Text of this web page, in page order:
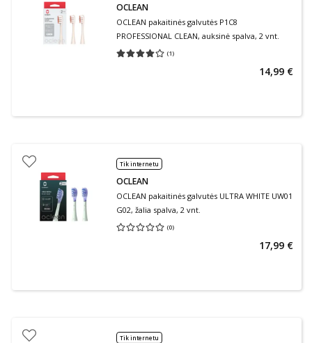
OCLEAN
OCLEAN pakaitinės galvutės P1C8
PROFESSIONAL CLEAN, auksinė spalva, 2 vnt.
(1)
Vidutinis įvertinimas 4.00
14,99 €
Tik internetu
OCLEAN
OCLEAN pakaitinės galvutės ULTRA WHITE UW01
G02, žalia spalva, 2 vnt.
(0)
Vidutinis įvertinimas 0.00
17,99 €
Tik internetu